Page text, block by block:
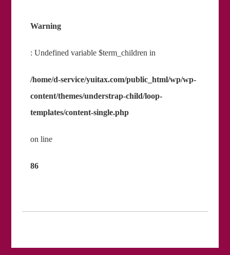
Warning
: Undefined variable $term_children in
/home/d-service/yuitax.com/public_html/wp/wp-
content/themes/understrap-child/loop-
templates/content-single.php
on line
86